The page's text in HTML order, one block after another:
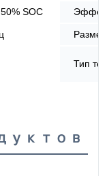
SOC
Тип